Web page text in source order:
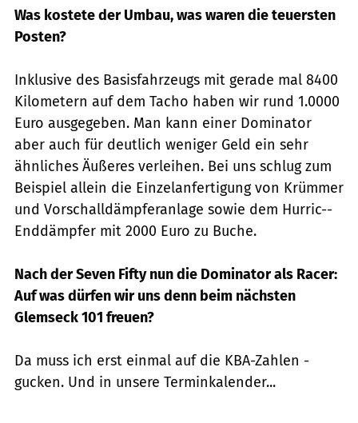
Was kostete der Umbau, was waren die ­teuersten
Posten?
Inklusive des Basisfahrzeugs mit gerade mal 8400
Kilometern auf dem Tacho haben wir rund 1.0000
Euro ausgegeben. Man kann ­einer ­Dominator
aber auch für deutlich weniger Geld ein sehr
ähnliches Äußeres ver­leihen. Bei uns schlug zum
Beispiel allein die Einzelanfertigung von Krümmer
und Vorschalldämpferanlage sowie dem Hurric-­
Enddämpfer mit 2000 Euro zu Buche.
Nach der Seven Fifty nun die Dominator als ­Racer:
Auf was dürfen wir uns denn beim nächsten
Glemseck 101 freuen?
Da muss ich erst einmal auf die KBA-Zahlen ­
gucken. Und in unsere Terminkalender...